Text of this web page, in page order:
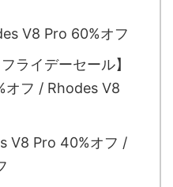
V8 Pro 60%オフ
ライデーセール】
オフ / Rhodes V8
V8 Pro 40%オフ /